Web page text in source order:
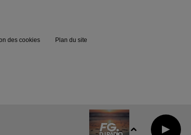
des cookies Plan du site